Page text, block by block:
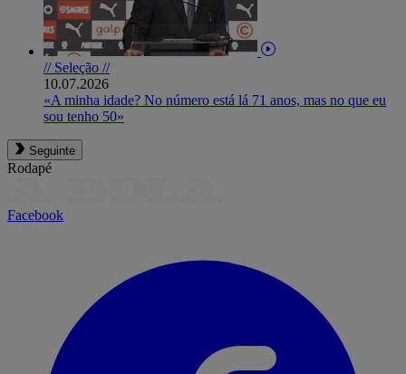
// Seleção //
10.07.2026
«A minha idade? No número está lá 71 anos, mas no que eu
sou tenho 50»
Seguinte
Rodapé
Facebook